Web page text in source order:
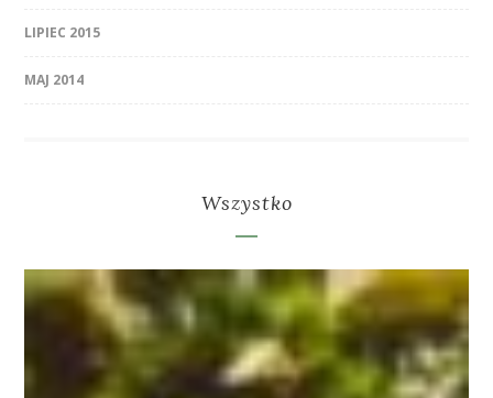
LIPIEC 2015
MAJ 2014
Wszystko